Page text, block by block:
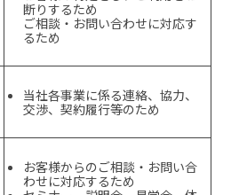
断りするため
ご相談・お問い合わせに対応す
るため
当社各事業に係る連絡、協力、
交渉、契約履行等のため
お客様からのご相談・お問い合
わせに対応するため